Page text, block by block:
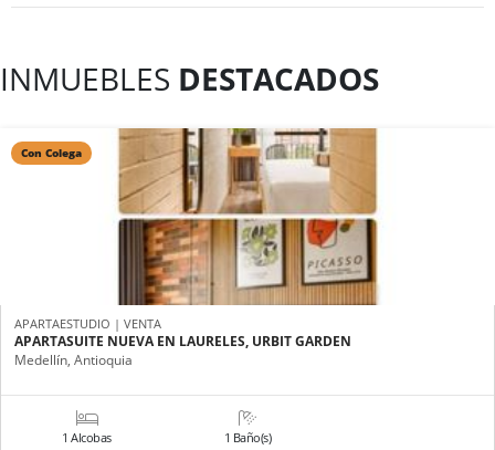
INMUEBLES DESTACADOS
Con Colega
APARTAESTUDIO | VENTA
APARTASUITE NUEVA EN LAURELES, URBIT GARDEN
Medellín, Antioquia
1 Alcobas 1 Baño(s)